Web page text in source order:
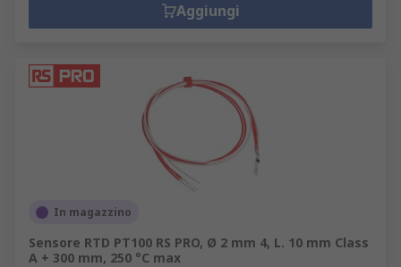
Aggiungi
In magazzino
Sensore RTD PT100 RS PRO, Ø 2 mm 4, L. 10 mm Class
A + 300 mm, 250 °C max